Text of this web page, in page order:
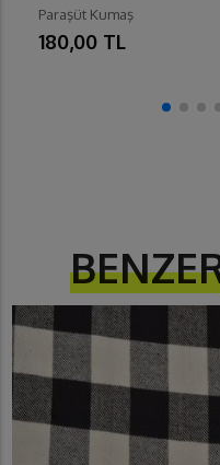
Paraşüt Kumaş
180,00 TL